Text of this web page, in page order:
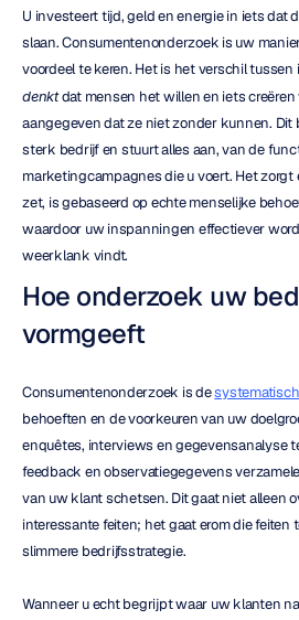
U investeert tijd, geld en energie in iets dat
slaan. Consumentenonderzoek is uw
denkt dat mensen het willen en iets
aangegeven dat ze niet zonder kunnen. Dit
sterk bedrijf en stuurt alles aan, van de
marketingcampagnes die u voert. Het zorgt
zet, is gebaseerd op echte menselijke
waardoor uw inspanningen effectiever
weerklank vindt.
Hoe onderzoek uw
vormgeeft
Consumentenonderzoek is de
behoeften en de voorkeuren van uw
enquêtes, interviews en gegevensanalyse
feedback en observatiegegevens
van uw klant schetsen. Dit gaat niet alleen
interessante feiten; het gaat erom die feiten
slimmere bedrijfsstrategie.
Wanneer u echt begrijpt waar uw klanten